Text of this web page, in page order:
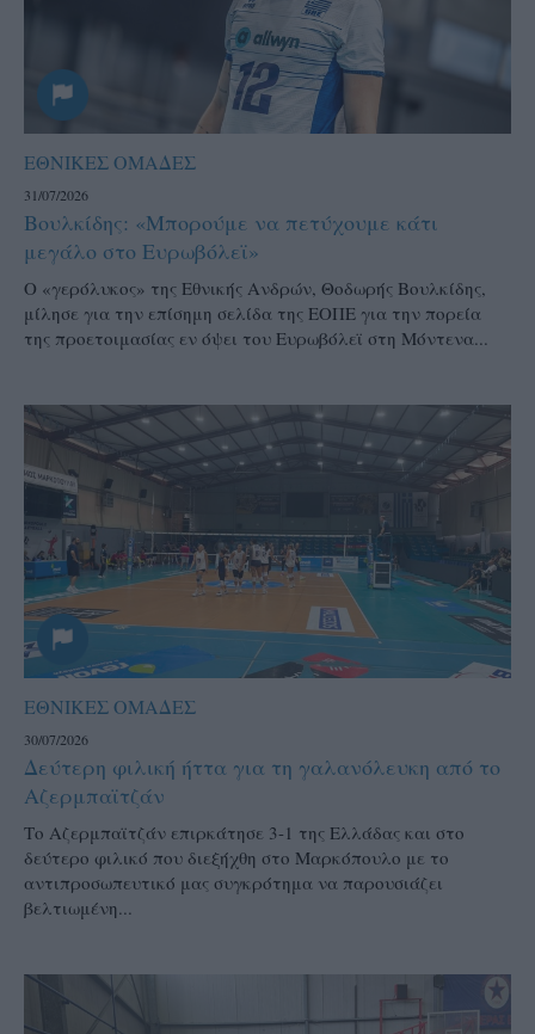
ΕΘΝΙΚΕΣ ΟΜΑΔΕΣ
31/07/2026
Βουλκίδης: «Μπορούμε να πετύχουμε κάτι
μεγάλο στο Ευρωβόλεϊ»
Ο «γερόλυκος» της Εθνικής Ανδρών, Θοδωρής Βουλκίδης,
μίλησε για την επίσημη σελίδα της ΕΟΠΕ για την πορεία
της προετοιμασίας εν όψει του Ευρωβόλεϊ στη Μόντενα...
ΕΘΝΙΚΕΣ ΟΜΑΔΕΣ
30/07/2026
Δεύτερη φιλική ήττα για τη γαλανόλευκη από το
Αζερμπαϊτζάν
Το Αζερμπαϊτζάν επιρκάτησε 3-1 της Ελλάδας και στο
δεύτερο φιλικό που διεξήχθη στο Μαρκόπουλο με το
αντιπροσωπευτικό μας συγκρότημα να παρουσιάζει
βελτιωμένη...